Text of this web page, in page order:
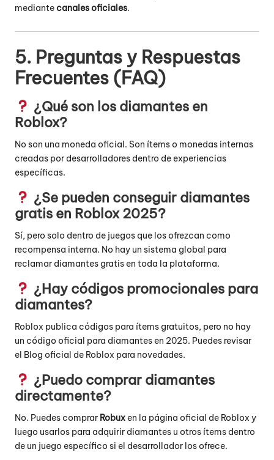
mediantecanales oficiales.
5. Preguntas y Respuestas
Frecuentes (FAQ)
¿Qué son los diamantes en
Roblox?
No son una moneda oficial. Son ítems o monedas internas
creadas por desarrolladores dentro de experiencias
específicas.
¿Se pueden conseguir diamantes
gratis en Roblox 2025?
Sí, pero solo dentro de juegos que los ofrezcan como
recompensa interna. No hay un sistema global para
reclamar diamantes gratis en toda la plataforma.
¿Hay códigos promocionales para
diamantes?
Roblox publica códigos para ítems gratuitos, pero no hay
un código oficial para diamantes en 2025. Puedes revisar
el Blog oficial de Roblox para novedades.
¿Puedo comprar diamantes
directamente?
No. Puedes comprar Robux en la página oficial de Roblox y
luego usarlos para adquirir diamantes u otros ítems dentro
de un juego específico si el desarrollador los ofrece.